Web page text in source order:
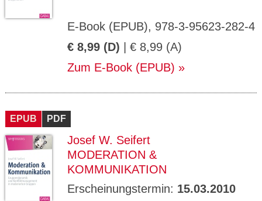
E-Book (EPUB), 978-3-95623-282-4
€ 8,99 (D) | € 8,99 (A)
Zum E-Book (EPUB)
EPUB PDF
Josef W. Seifert
MODERATION &
KOMMUNIKATION
Erscheinungstermin: 15.03.2010